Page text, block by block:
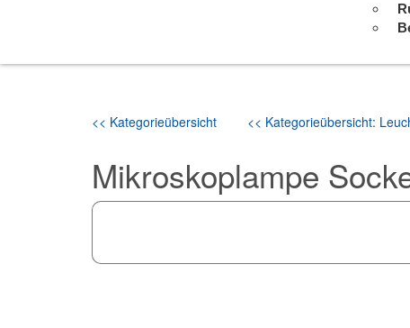
<< Kategorieübersicht << Kategorieübersicht:
Mikroskoplampe